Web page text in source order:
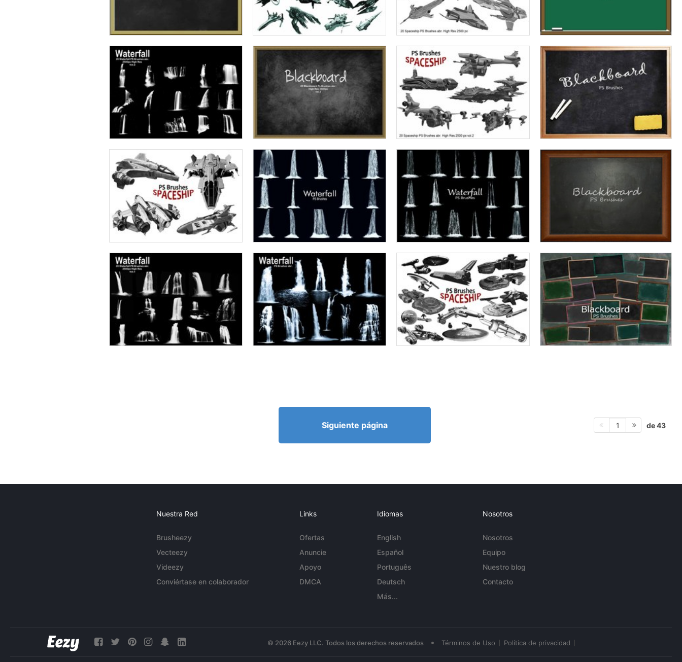
Siguiente página 1 de 43
Nuestra Red
Brusheezy
Vecteezy
Videezy
Conviértase en colaborador
Links
Ofertas
Anuncie
Apoyo
DMCA
Idiomas
English
Español
Português
Deutsch
Más...
Nosotros
Nosotros
Equipo
Nuestro blog
Contacto
© 2026 Eezy LLC. Todos los derechos reservados • Términos de Uso Política de privacidad